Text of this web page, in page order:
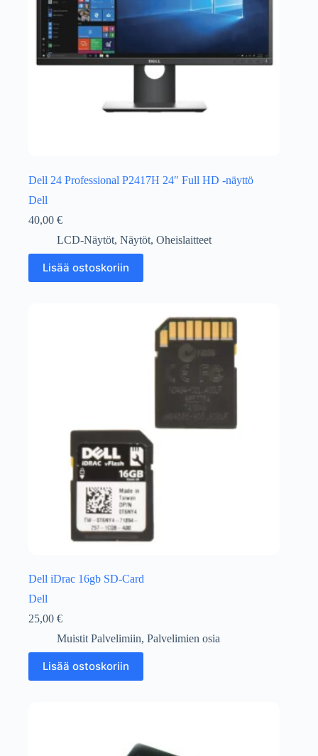
Dell 24 Professional P2417H 24″ Full HD -näyttö
Dell
40,00 €
LCD-Näytöt, Näytöt, Oheislaitteet
Lisää ostoskoriin
Dell iDrac 16gb SD-Card
Dell
25,00 €
Muistit Palvelimiin, Palvelimien osia
Lisää ostoskoriin